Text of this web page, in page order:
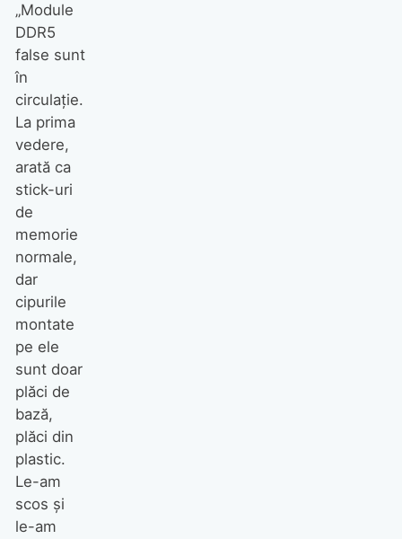
„Module
DDR5
false sunt
în
circulație.
La prima
vedere,
arată ca
stick-uri
de
memorie
normale,
dar
cipurile
montate
pe ele
sunt doar
plăci de
bază,
plăci din
plastic.
Le-am
scos și
le-am